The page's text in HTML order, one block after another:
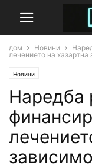
дом Новини
лечението на хазартна
Новини
Наредба